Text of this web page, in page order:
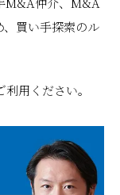
、買い手探索のル
用ください。